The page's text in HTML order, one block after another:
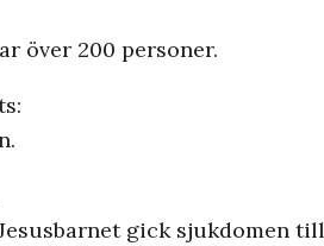
över 200 personer.
gick sjukdomen